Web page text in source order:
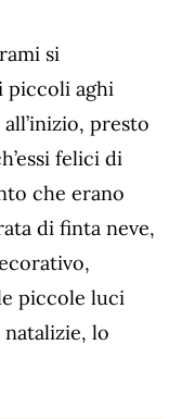
si
piccoli aghi
presto
felici di
che erano
di finta neve,
piccole luci
lo